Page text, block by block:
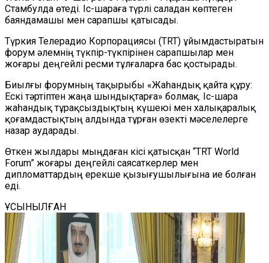
Стамбулда өтеді. Іс-шараға түрлі саладан көптеген
баяндамашы мен сарапшы қатысады.
Түркия Телерадио Корпорациясы (TRT) ұйымдастыратын
форум әлемнің түкпір-түкпірінен сарапшылар мен
жоғары деңгейлі ресми тұлғаларға бас қостырады.
Биылғы форумның тақырыбы «Жаһандық қайта құру:
Ескі тәртіптен жаңа шындықтарға» болмақ. Іс-шара
жаһандық тұрақсыздықтың күшеюі мен халықаралық
қоғамдастықтың алдында тұрған өзекті мәселелерге
назар аударады.
Өткен жылдары мыңдаған кісі қатысқан “TRT World
Forum” жоғары деңгейлі саясаткерлер мен
дипломаттардың ерекше қызығушылығына ие болған
еді.
ҰСЫНЫЛҒАН